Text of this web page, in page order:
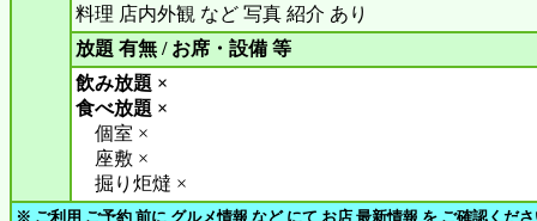
料理 店内外観 など 写真 紹介 あり
放題 有無 / お席・設備 等
飲み放題 ×
食べ放題 ×
個室 ×
座敷 ×
掘り炬燵 ×
※ ご利用 ご予約 前に グルメ情報 など にて お店 最新情報 を ご確認くだ